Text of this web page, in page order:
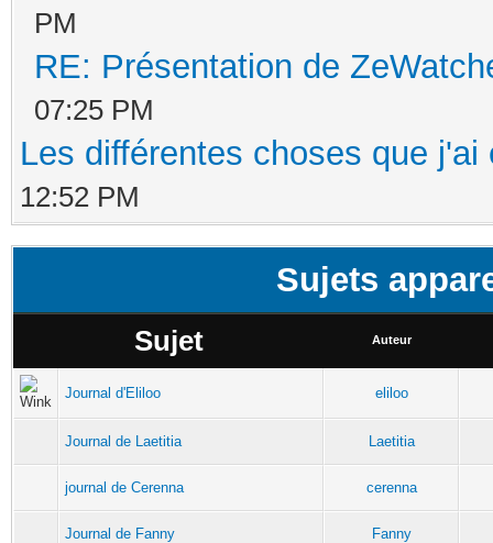
PM
RE: Présentation de
07:25 PM
Les différentes choses que j'ai
12:52 PM
Sujets
Sujet Auteur
Journal d'Eliloo eliloo
Journal de Laetitia Laetitia
journal de Cerenna cerenna
Journal de Fanny Fanny